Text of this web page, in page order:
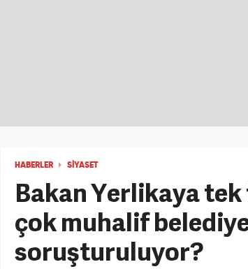
HABERLER SİYASET
Bakan Yerlikaya tek
çok muhalif
soruşturuluyor?